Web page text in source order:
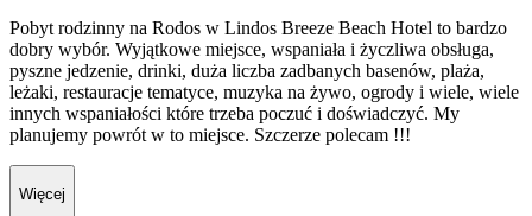
Pobyt rodzinny na Rodos w Lindos Breeze Beach Hotel to bardzo
dobry wybór. Wyjątkowe miejsce, wspaniała i życzliwa obsługa,
pyszne jedzenie, drinki, duża liczba zadbanych basenów, plaża,
leżaki, restauracje tematyce, muzyka na żywo, ogrody i wiele, wiele
innych wspaniałości które trzeba poczuć i doświadczyć. My
planujemy powrót w to miejsce. Szczerze polecam !!!
Więcej